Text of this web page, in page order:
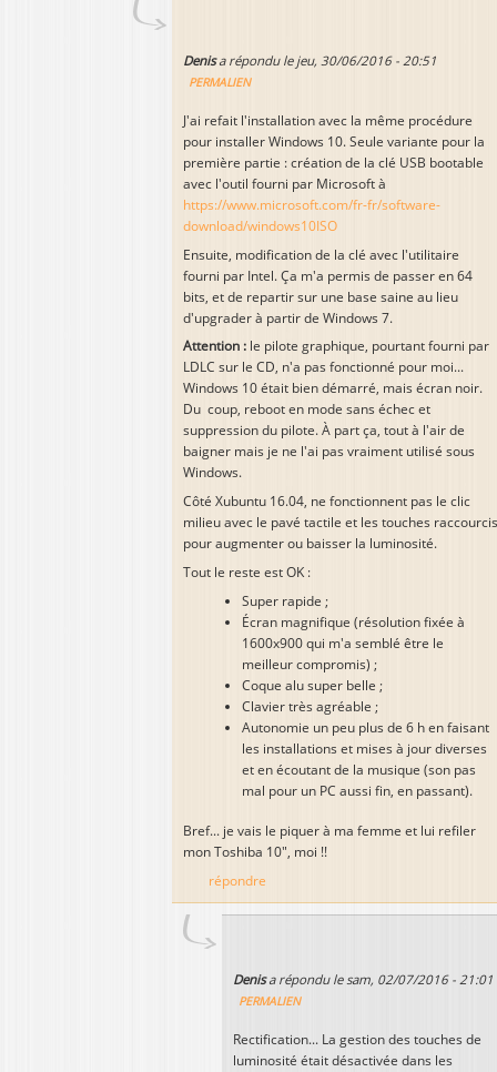
Denisa répondu le jeu, 30/06/2016 - 20:51
PERMALIEN
J'ai refait l'installation avec la même procédure
pour installer Windows 10. Seule variante pour la
première partie : création de la clé USB bootable
avec l'outil fourni par Microsoft à
https://www.microsoft.com/fr-fr/software-
download/windows10ISO
Ensuite, modification de la clé avec l'utilitaire
fourni par Intel. Ça m'a permis de passer en 64
bits, et de repartir sur une base saine au lieu
d'upgrader à partir de Windows 7.
Attention : le pilote graphique, pourtant fourni par
LDLC sur le CD, n'a pas fonctionné pour moi...
Windows 10 était bien démarré, mais écran noir.
Du coup, reboot en mode sans échec et
suppression du pilote. À part ça, tout à l'air de
baigner mais je ne l'ai pas vraiment utilisé sous
Windows.
Côté Xubuntu 16.04, ne fonctionnent pas le clic
milieu avec le pavé tactile et les touches raccourcis
pour augmenter ou baisser la luminosité.
Tout le reste est OK :
Super rapide ;
Écran magnifique (résolution fixée à
1600x900 qui m'a semblé être le
meilleur compromis) ;
Coque alu super belle ;
Clavier très agréable ;
Autonomie un peu plus de 6 h en faisant
les installations et mises à jour diverses
et en écoutant de la musique (son pas
mal pour un PC aussi fin, en passant).
Bref... je vais le piquer à ma femme et lui refiler
mon Toshiba 10", moi !!
répondre
Denisa répondu lesam, 02/07/2016 - 21:01
PERMALIEN
Rectification... La gestion des touches de
luminosité était désactivée dans les